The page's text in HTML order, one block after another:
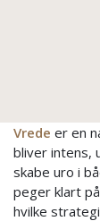
Vrede er en
bliver intens,
skabe uro i
peger klart
hvilke